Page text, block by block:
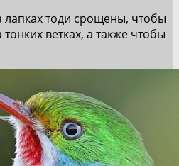
лапках тоди срощены, чтобы
ветках, а также чтобы